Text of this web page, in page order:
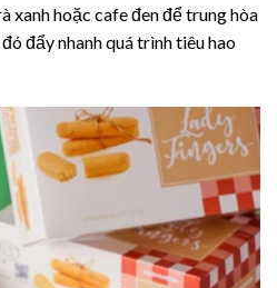
xanh hoặc cafe đen để trung hòa
đẩy nhanh quá trình tiêu hao